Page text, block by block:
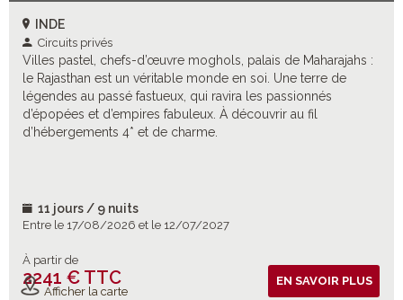
INDE
Circuits privés
Villes pastel, chefs-d’œuvre moghols, palais de Maharajahs :
le Rajasthan est un véritable monde en soi. Une terre de
légendes au passé fastueux, qui ravira les passionnés
d’épopées et d’empires fabuleux. À découvrir au fil
d’hébergements 4* et de charme.
11 jours / 9 nuits
Entre le 17/08/2026 et le 12/07/2027
À partir de
2241 € TTC
Vols inclus
Afficher la carte
EN SAVOIR PLUS